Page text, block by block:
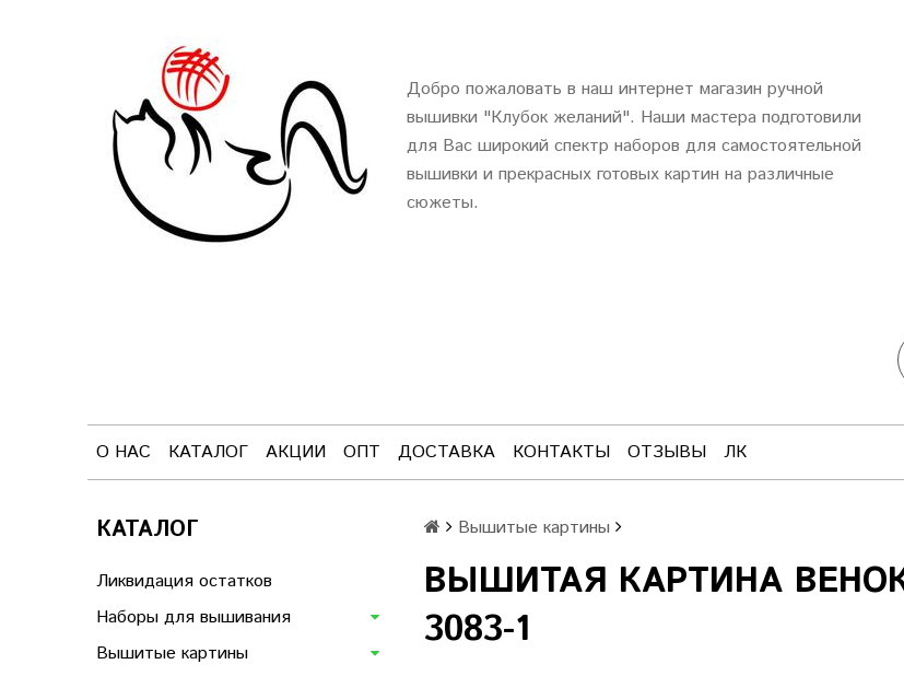
Добро пожаловать в наш интернет магазин ручной
вышивки "Клубок желаний". Наши мастера подготовили
для Вас широкий спектр наборов для самостоятельной
вышивки и прекрасных готовых картин на различные
сюжеты.
О НАС КАТАЛОГ АКЦИИ ОПТ ДОСТАВКА КОНТАКТЫ ОТЗЫВЫ ЛК
КАТАЛОГ
Ликвидация остатков
Наборы для вышивания
Вышитые картины
Вышитые картины
ВЫШИТАЯ КАРТИНА
3083-1